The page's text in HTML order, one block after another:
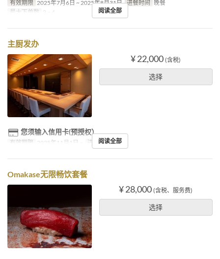
有效期限 2025年7月6日 ~ 2025年8月31日 进餐时间 晚餐
最大下单数 2 ~ 4 阅读全部
主厨发办
¥ 22,000 (含税)
选择
您须输入信用卡(预授权）
有效期限 2025年11月1日 ~ 进餐时间 晚餐
阅读全部
Omakase无限畅饮套餐
¥ 28,000 (含税、服务费)
选择